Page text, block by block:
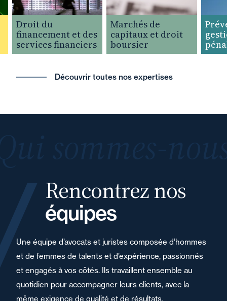
Droit du
financement et des
services financiers
Marchés de
capitaux et droit
boursier
pénal
Découvrir toutes nos expertises
Rencontrez nos
équipes
Une équipe d’avocats et juristes composée d’hommes
et de femmes de talents et d’expérience, passionnés
et engagés à vos côtés. Ils travaillent ensemble au
quotidien pour accompagner leurs clients, avec la
même exigence de qualité et de résultats.